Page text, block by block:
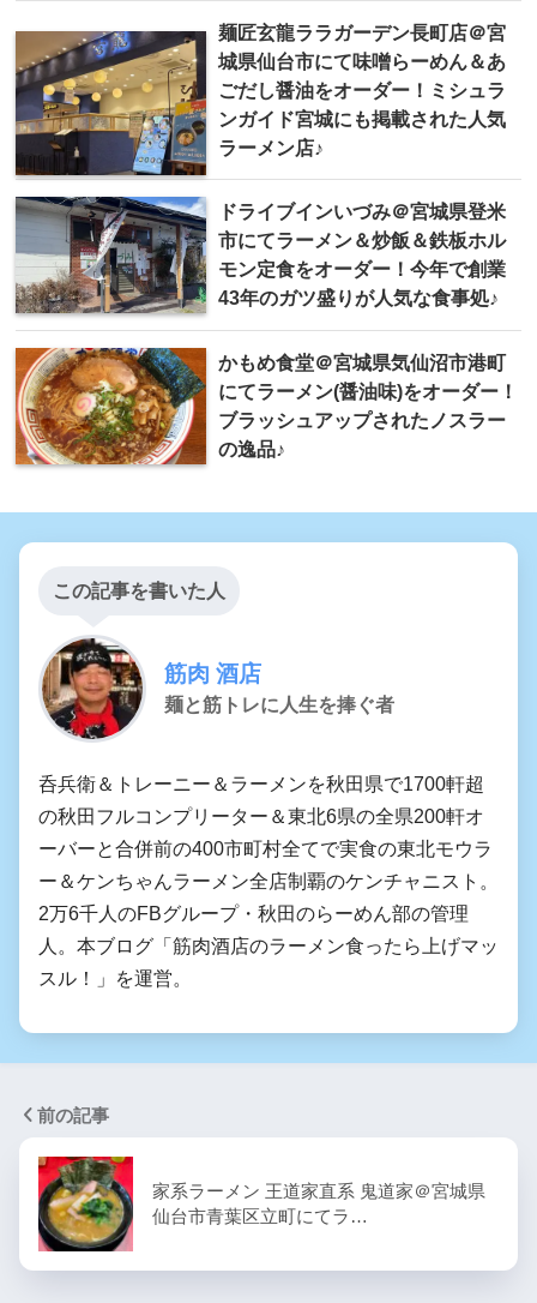
麺匠玄龍ララガーデン長町店＠宮
城県仙台市にて味噌らーめん＆あ
ごだし醤油をオーダー！ミシュラ
ンガイド宮城にも掲載された人気
ラーメン店♪
ドライブインいづみ＠宮城県登米
市にてラーメン＆炒飯＆鉄板ホル
モン定食をオーダー！今年で創業
43年のガツ盛りが人気な食事処♪
かもめ食堂＠宮城県気仙沼市港町
にてラーメン(醤油味)をオーダー！
ブラッシュアップされたノスラー
の逸品♪
この記事を書いた人
筋肉 酒店
麺と筋トレに人生を捧ぐ者
呑兵衛＆トレーニー＆ラーメンを秋田県で1700軒超
の秋田フルコンプリーター＆東北6県の全県200軒オ
ーバーと合併前の400市町村全てで実食の東北モウラ
ー＆ケンちゃんラーメン全店制覇のケンチャニスト。
2万6千人のFBグループ・秋田のらーめん部の管理
人。本ブログ「筋肉酒店のラーメン食ったら上げマッ
スル！」を運営。
前の記事
家系ラーメン 王道家直系 鬼道家＠宮城県
仙台市青葉区立町にてラ…